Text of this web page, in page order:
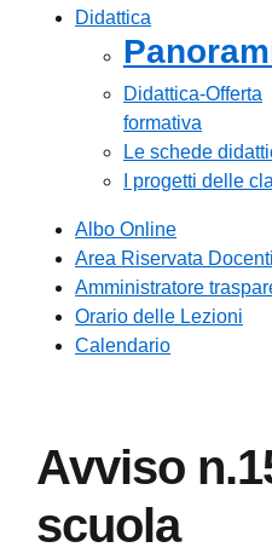
Didattica
Didattica-Offerta
formativa
Le schede
I progetti delle
Albo Online
Area Riservata Docenti
Amministratore
Orario delle Lezioni
Calendario
Avviso
scuola